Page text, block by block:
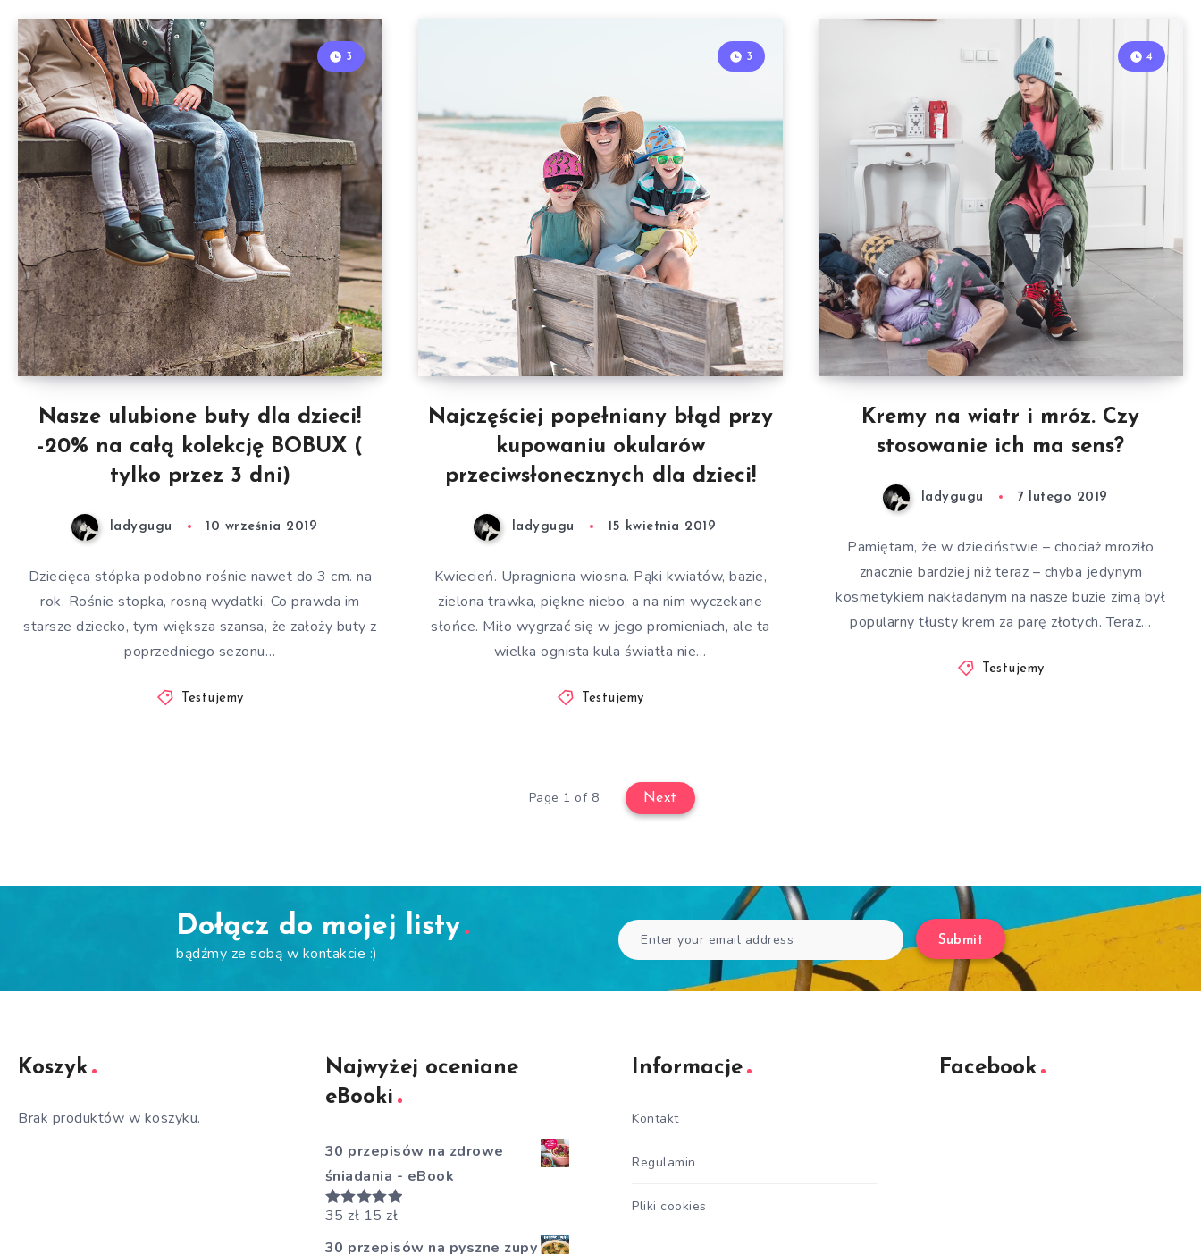
Nasze ulubione buty dla dzieci!
-20% na całą kolekcję BOBUX (
tylko przez 3 dni)
3
ladygugu 10 września 2019
Dziecięca stópka podobno rośnie nawet do 3 cm. na
rok. Rośnie stopka, rosną wydatki. Co prawda im
starsze dziecko, tym większa szansa, że założy buty z
poprzedniego sezonu…
Testujemy
Najczęściej popełniany błąd przy
kupowaniu okularów
przeciwsłonecznych dla dzieci!
3
ladygugu 15 kwietnia 2019
Kwiecień. Upragniona wiosna. Pąki kwiatów, bazie,
zielona trawka, piękne niebo, a na nim wyczekane
słońce. Miło wygrzać się w jego promieniach, ale ta
wielka ognista kula światła nie…
Testujemy
Kremy na wiatr i mróz. Czy
stosowanie ich ma sens?
4
ladygugu 7 lutego 2019
Pamiętam, że w dzieciństwie – chociaż mroziło
znacznie bardziej niż teraz – chyba jedynym
kosmetykiem nakładanym na nasze buzie zimą był
popularny tłusty krem za parę złotych. Teraz…
Testujemy
Page 1 of 8 Next
Dołącz do mojej listy
bądźmy ze sobą w kontakcie :)
Submit
Koszyk
Brak produktów w koszyku.
Najwyżej oceniane
eBooki
30 przepisów na zdrowe
śniadania - eBook
Oceniono
35zł 15 zł
30 przepisów na pyszne zupy
Informacje
Kontakt
Regulamin
Pliki cookies
Facebook